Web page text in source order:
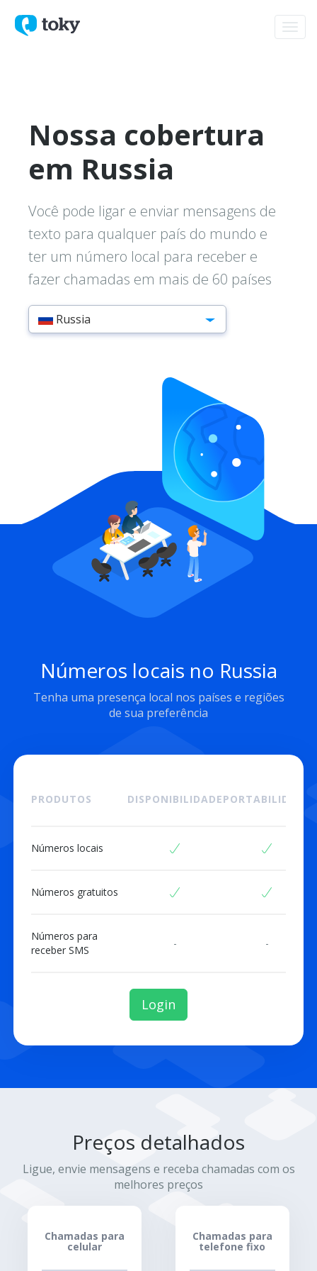
Nossa cobertura
em Russia
Você pode ligar e enviar mensagens de
texto para qualquer país do mundo e
ter um número local para receber e
fazer chamadas em mais de 60 países
Russia
Números locais no Russia
Tenha uma presença local nos países e regiões
de sua preferência
PRODUTOS DISPONIBILIDADEPORTABILIDADE
Números locais
Números gratuitos
Números para
receber SMS
- -
Login
Preços detalhados
Ligue, envie mensagens e receba chamadas com os
melhores preços
Chamadas para
celular
Chamadas para
telefone fixo